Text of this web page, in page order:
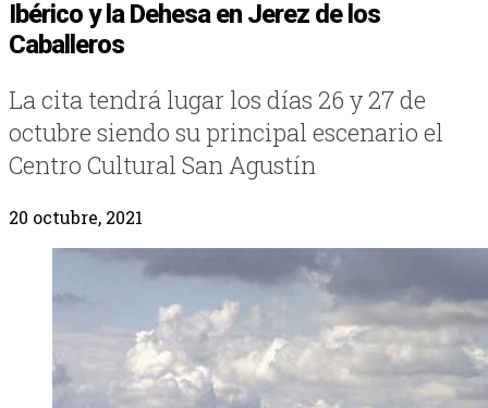
Ibérico y la Dehesa en Jerez de los
Caballeros
La cita tendrá lugar los días 26 y 27 de
octubre siendo su principal escenario el
Centro Cultural San Agustín
20 octubre, 2021